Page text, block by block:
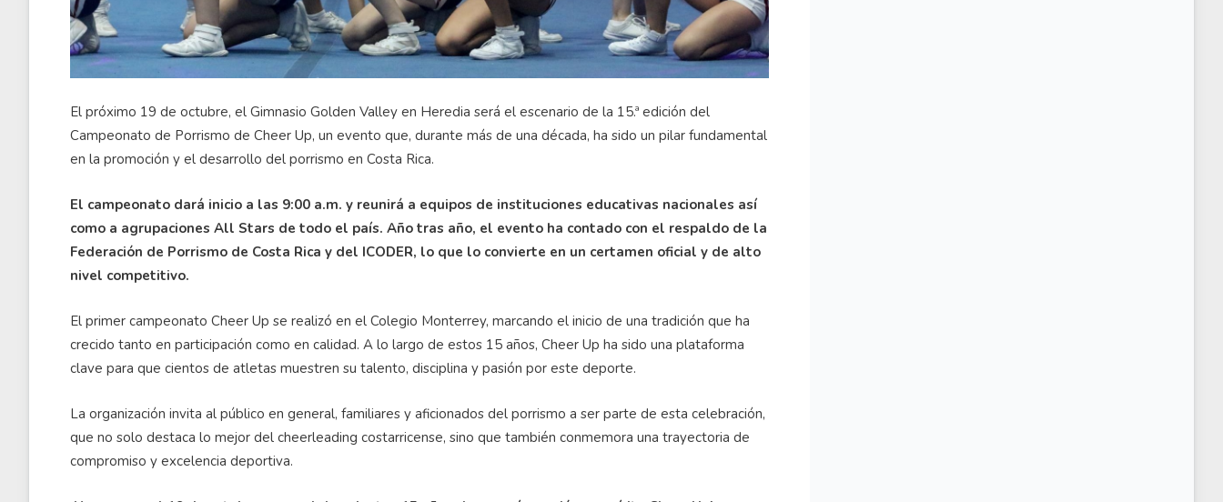
El próximo 19 de octubre, el Gimnasio Golden Valley en Heredia será el escenario de la 15.ª edición del
Campeonato de Porrismo de Cheer Up, un evento que, durante más de una década, ha sido un pilar fundamental
en la promoción y el desarrollo del porrismo en Costa Rica.
El campeonato dará inicio a las 9:00 a.m. y reunirá a equipos de instituciones educativas nacionales así
como a agrupaciones All Stars de todo el país. Año tras año, el evento ha contado con el respaldo de la
Federación de Porrismo de Costa Rica y del ICODER, lo que lo convierte en un certamen oficial y de alto
nivel competitivo.
El primer campeonato Cheer Up se realizó en el Colegio Monterrey, marcando el inicio de una tradición que ha
crecido tanto en participación como en calidad. A lo largo de estos 15 años, Cheer Up ha sido una plataforma
clave para que cientos de atletas muestren su talento, disciplina y pasión por este deporte.
La organización invita al público en general, familiares y aficionados del porrismo a ser parte de esta celebración,
que no solo destaca lo mejor del cheerleading costarricense, sino que también conmemora una trayectoria de
compromiso y excelencia deportiva.